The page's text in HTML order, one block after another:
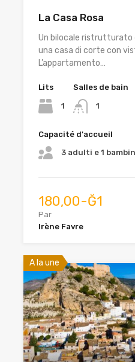
La Casa Rosa
Un bilocale ristrutturato
una casa di corte con
L’appartamento…
Lits
1
Salles de bain
1
Capacité d'accueil
3 adulti e 1
180,00-Ğ1
Par
Irène Favre
A la une